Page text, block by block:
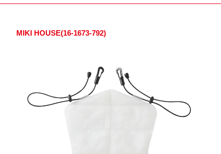
MIKI HOUSE(16-1673-792)